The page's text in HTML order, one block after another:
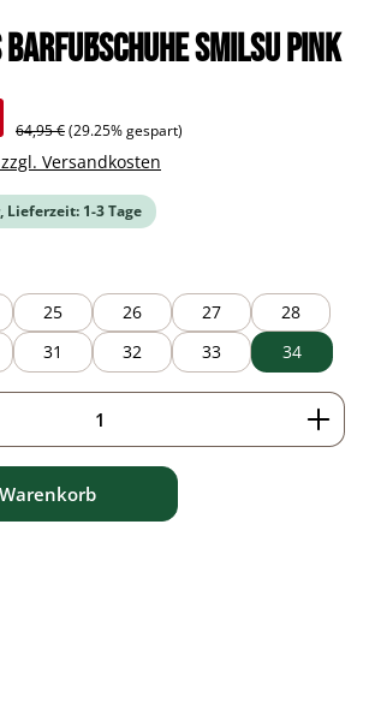
Barfußschuhe Smilsu pink
Regulärer Preis:
64,95 €(29.25% gespart)
Versandkosten
1-3 Tage
25 26 27
28
31 32 33 34
Gib den gewünschten Wert ein